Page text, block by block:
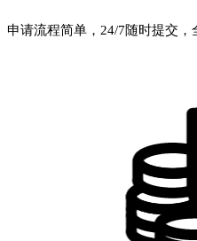
申请流程简单，24/7随时提交，